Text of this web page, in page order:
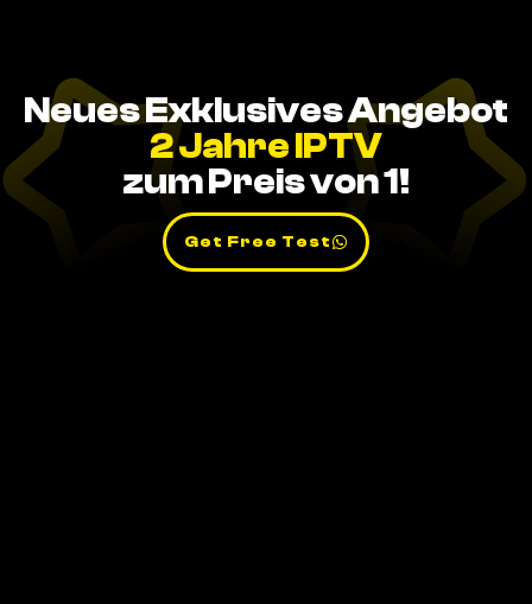
Neues Exklusives Angebot
2 Jahre IPTV
zum Preis von 1!
Get Free Test